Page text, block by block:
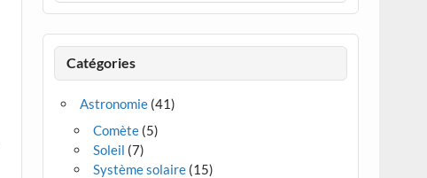
Catégories
Astronomie (41)
Comète (5)
Soleil (7)
Système solaire (15)